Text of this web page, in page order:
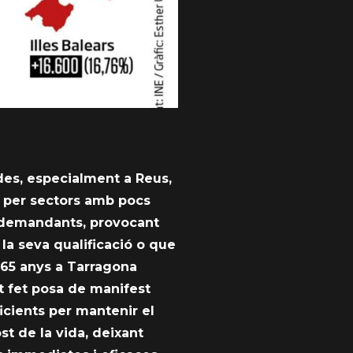
especialment a Reus,
sectors amb pocs
provocant
seva qualificació o que
anys a Tarragona
fet posa de manifest
per mantenir el
de la vida, deixant